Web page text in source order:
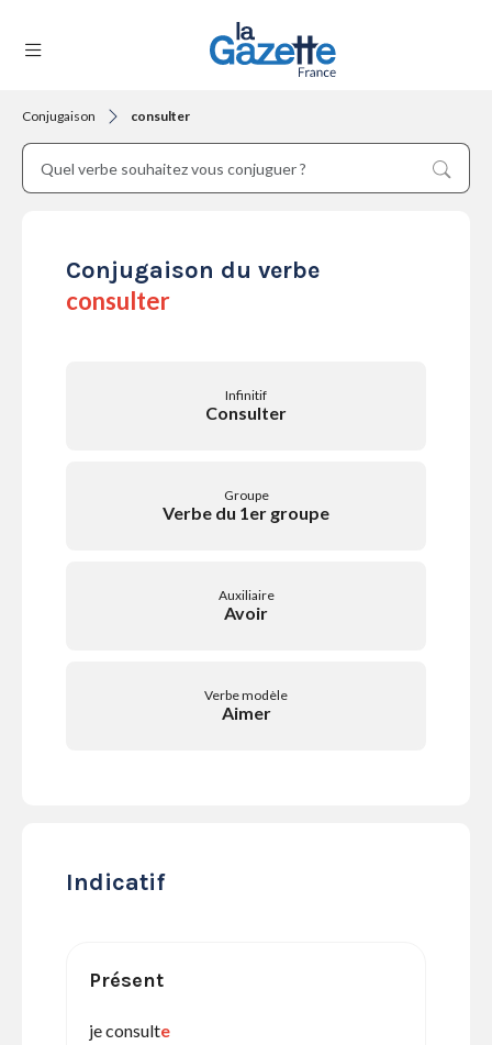
THÉMATIQUES
Conjugaison consulter
Conjugaison du verbe
consulter
Infinitif
Consulter
Groupe
Verbe du 1er groupe
Auxiliaire
Avoir
Verbe modèle
Aimer
Indicatif
Présent
je consulte